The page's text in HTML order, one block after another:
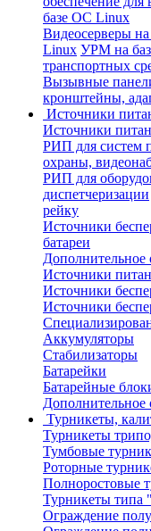
базе ОС Linux
Видеосерверы
Linux УРМ на
транспортных
Вызывные
кронштейны,
Источники
Источники
РИП для систем
охраны,
РИП для
диспетчеризации
рейку
Источники
батареи
Дополнительное
Источники
Источники
Источники
Аккумуляторы
Стабилизаторы
Батарейки
Батарейные
Дополнительное
Турникеты,
Турникеты
Тумбовые
Роторные
Полноростовые
Турникеты типа
Ограждение